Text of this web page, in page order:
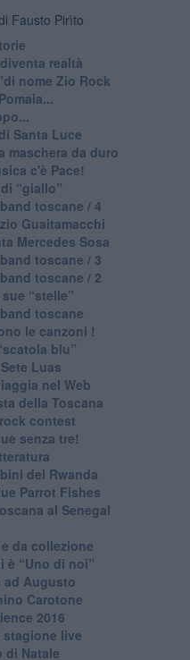
Fausto Pirìto
realtà
nome Zio Rock
Santa Luce
maschera da duro
c'è Pace!
“giallo”
toscane / 4
Guaitamacchi
Mercedes Sosa
toscane / 3
toscane / 2
“stelle”
toscane
le canzoni !
blu”
Luas
nel Web
della Toscana
contest
senza tre!
del Rwanda
Parrot Fishes
al Senegal
da collezione
è “Uno di noi”
ad Augusto
Carotone
2016
stagione live
di Natale